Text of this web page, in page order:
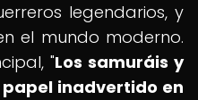
legendarios, y
el mundo moderno.
"Los samuráis y
papel inadvertido en